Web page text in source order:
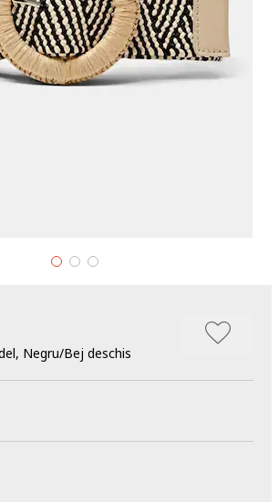
Negru/Bej deschis